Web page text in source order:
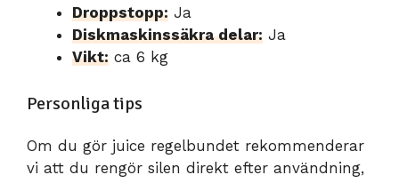
Droppstopp: Ja
Diskmaskinssäkra delar: Ja
Vikt: ca 6 kg
Personliga tips
Om du gör juice regelbundet rekommenderar
vi att du rengör silen direkt efter användning,